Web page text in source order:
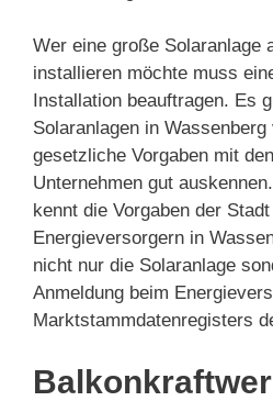
Wer eine große Solaranlage
installieren möchte muss
Installation beauftragen. Es
Solaranlagen in
gesetzliche Vorgaben mit
Unternehmen gut
kennt die Vorgaben der
Energieversorgern in
nicht nur die Solaranlage
Anmeldung beim
Marktstammdatenregisters